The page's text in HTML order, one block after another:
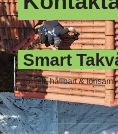
Smart
Enkelt, hållbart & lönsamt